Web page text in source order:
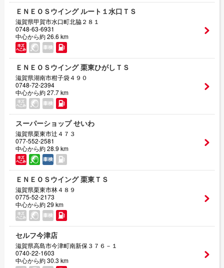
ＥＮＥＯＳウイング ルート１水口ＴＳ
滋賀県甲賀市水口町北脇２８１
0748-63-6931
中心から約 26.6 km
ＥＮＥＯＳウイング 栗東ひがしＴＳ
滋賀県湖南市柑子袋４９０
0748-72-2394
中心から約 27.7 km
スーパーショップ せいわ
滋賀県栗東市辻４７３
077-552-2581
中心から約 28.9 km
ＥＮＥＯＳウイング 栗東ＴＳ
滋賀県栗東市林４８９
0775-52-2173
中心から約 29 km
セルフ今津店
滋賀県高島市今津町南新保３７６－１
0740-22-1603
中心から約 30.3 km